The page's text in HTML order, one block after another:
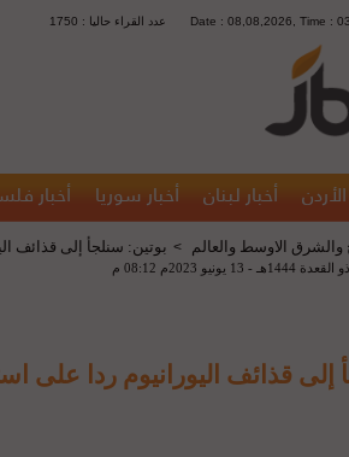
Date : 08,08,2026, Time : 1750 : عدد القراء حاليا
أخبار لبنان أخبار سوريا أخبار
والشرق الاوسط والعالم > بوتين: سنلجأ إلى قذائف
إلى قذائف اليورانيوم ردا على